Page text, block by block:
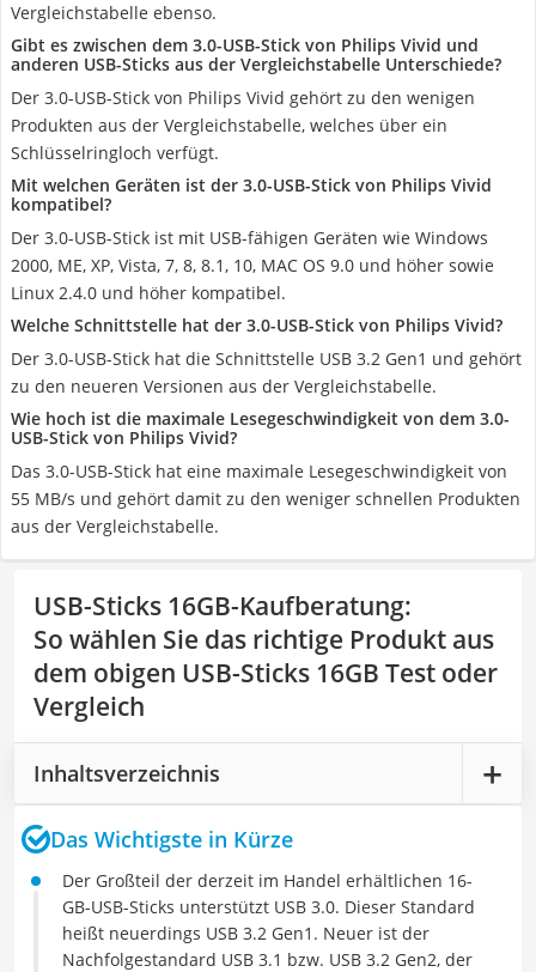
Vergleichstabelle ebenso.
Gibt es zwischen dem 3.0-USB-Stick von Philips Vivid und
anderen USB-Sticks aus der Vergleichstabelle Unterschiede?
Der 3.0-USB-Stick von Philips Vivid gehört zu den wenigen
Produkten aus der Vergleichstabelle, welches über ein
Schlüsselringloch verfügt.
Mit welchen Geräten ist der 3.0-USB-Stick von Philips Vivid
kompatibel?
Der 3.0-USB-Stick ist mit USB-fähigen Geräten wie Windows
2000, ME, XP, Vista, 7, 8, 8.1, 10, MAC OS 9.0 und höher sowie
Linux 2.4.0 und höher kompatibel.
Welche Schnittstelle hat der 3.0-USB-Stick von Philips Vivid?
Der 3.0-USB-Stick hat die Schnittstelle USB 3.2 Gen1 und gehört
zu den neueren Versionen aus der Vergleichstabelle.
Wie hoch ist die maximale Lesegeschwindigkeit von dem 3.0-
USB-Stick von Philips Vivid?
Das 3.0-USB-Stick hat eine maximale Lesegeschwindigkeit von
55 MB/s und gehört damit zu den weniger schnellen Produkten
aus der Vergleichstabelle.
USB-Sticks 16GB-Kaufberatung:
So wählen Sie das richtige Produkt aus
dem obigen USB-Sticks 16GB Test oder
Vergleich
Inhaltsverzeichnis
Das Wichtigste in Kürze
Der Großteil der derzeit im Handel erhältlichen 16-
GB-USB-Sticks unterstützt USB 3.0. Dieser Standard
heißt neuerdings USB 3.2 Gen1. Neuer ist der
Nachfolgestandard USB 3.1 bzw. USB 3.2 Gen2, der